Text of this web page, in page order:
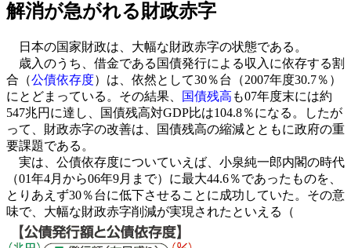
解消が急がれる財政赤字
日本の国家財政は、大幅な財政赤字の状態である。
歳入のうち、借金である国債発行による収入に依存する割
合（公債依存度）は、依然として30％台（2007年度30.7％）
にとどまっている。その結果、
国債残高 も07年度末には約
547兆円に達し、国債残高対GDP比は104.8％になる。したが
って、財政赤字の改善は、国債残高の縮減とともに政府の重
要課題である。
実は、公債依存度についていえば、小泉純一郎内閣の時代
（01年4月から06年9月まで）に最大44.6％であったものを、
とりあえず30％台に低下させることに成功していた。その意
味で、大幅な財政赤字削減が実現されたといえる（